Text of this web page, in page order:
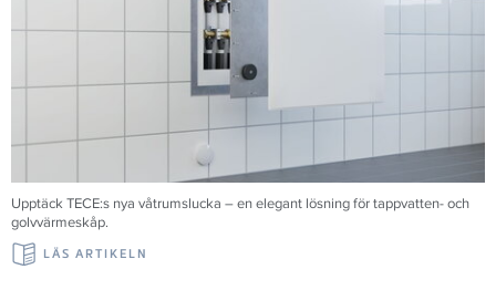
Upptäck TECE:s nya våtrumslucka – en elegant lösning för tappvatten- och
golvvärmeskåp.
LÄS ARTIKELN